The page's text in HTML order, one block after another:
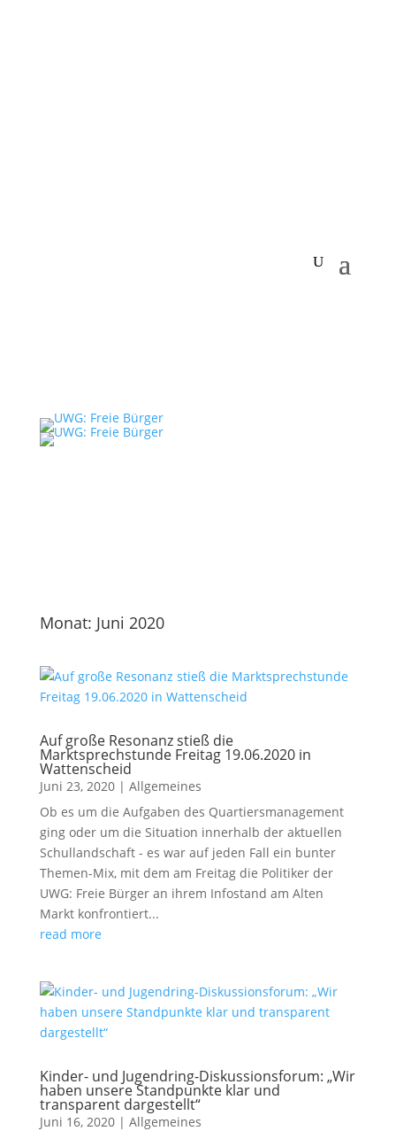
Monat: Juni 2020
Auf große Resonanz stieß die
Marktsprechstunde Freitag 19.06.2020 in
Wattenscheid
Juni 23, 2020| Allgemeines
Ob es um die Aufgaben des Quartiersmanagement
ging oder um die Situation innerhalb der aktuellen
Schullandschaft - es war auf jeden Fall ein bunter
Themen-Mix, mit dem am Freitag die Politiker der
UWG: Freie Bürger an ihrem Infostand am Alten
Markt konfrontiert...
read more
Kinder- und Jugendring-Diskussionsforum: „Wir
haben unsere Standpunkte klar und
transparent dargestellt“
Juni 16, 2020| Allgemeines